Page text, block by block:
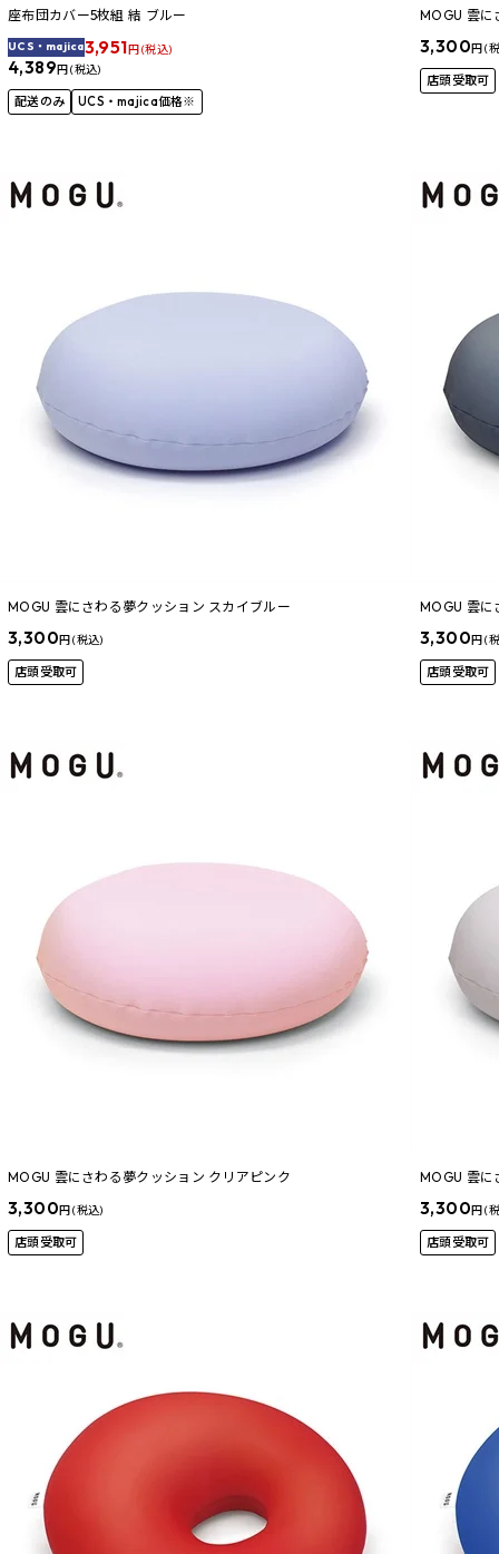
座布団カバー5枚組 結 ブルー
UCS・majica3,951円 (税込)
4,389円 (税込)
配送のみ UCS・majica価格※
MOGU 雲に
3,300円 (
店頭受取可
MOGU 雲にさわる夢クッション スカイブルー
3,300円 (税込)
店頭受取可
MOGU 雲に
3,300円 (
店頭受取可
MOGU 雲にさわる夢クッション クリアピンク
3,300円 (税込)
店頭受取可
MOGU 雲に
3,300円 (
店頭受取可